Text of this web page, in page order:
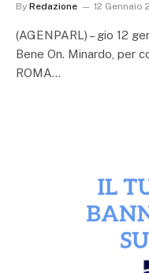
By Redazione 12 Gennaio
(AGENPARL) – gio 12
Bene On. Minardo, per
ROMA…